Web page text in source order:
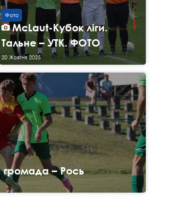
Фото
McLaut-Кубок ліги.
Тальне – УТК. ФОТО
20 Жовтня 2025
– Рось